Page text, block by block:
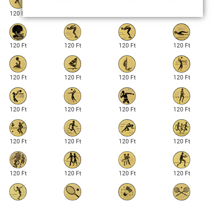
120 Ft
120 Ft 120 Ft 120 Ft 120 Ft
120 Ft 120 Ft 120 Ft 120 Ft
120 Ft 120 Ft 120 Ft 120 Ft
120 Ft 120 Ft 120 Ft 120 Ft
120 Ft 120 Ft 120 Ft 120 Ft